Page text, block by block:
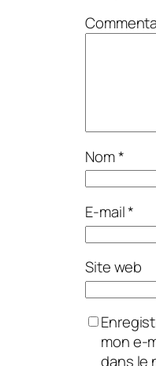
Nom*
E-mail*
Site web
mon e-
dans le